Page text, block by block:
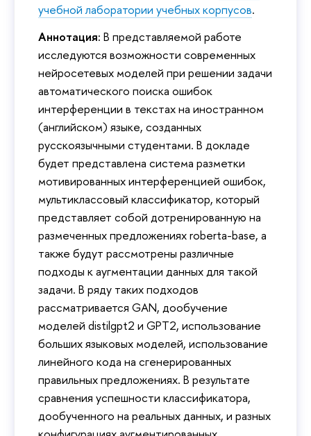
учебной лаборатории учебных корпусов.
Аннотация: В представляемой работе
исследуются возможности современных
нейросетевых моделей при решении задачи
автоматического поиска ошибок
интерференции в текстах на иностранном
(английском) языке, созданных
русскоязычными студентами. В докладе
будет представлена система разметки
мотивированных интерференцией ошибок,
мультиклассовый классификатор, который
представляет собой дотренированную на
размеченных предложениях roberta-base, а
также будут рассмотрены различные
подходы к аугментации данных для такой
задачи. В ряду таких подходов
рассматривается GAN, дообучение
моделей distilgpt2 и GPT2, использование
больших языковых моделей, использование
линейного кода на сгенерированных
правильных предложениях. В результате
сравнения успешности классификатора,
дообученного на реальных данных, и разных